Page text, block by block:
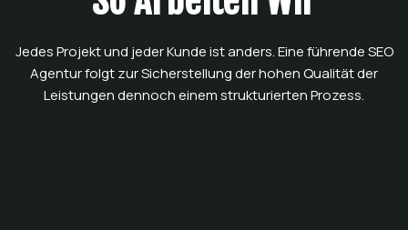
Jedes Projekt und jeder Kunde ist anders. Eine führende SEO
Agentur folgt zur Sicherstellung der hohen Qualität der
Leistungen dennoch einem strukturierten Prozess.